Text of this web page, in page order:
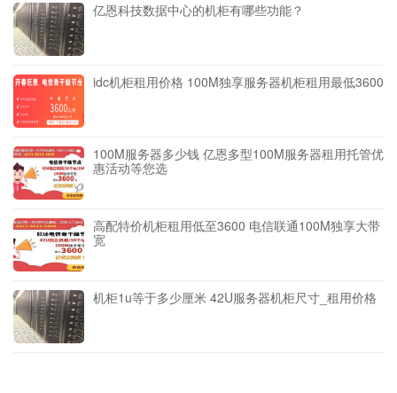
亿恩科技数据中心的机柜有哪些功能？
idc机柜租用价格 100M独享服务器机柜租用最低3600
100M服务器多少钱 亿恩多型100M服务器租用托管优
惠活动等您选
高配特价机柜租用低至3600 电信联通100M独享大带
宽
机柜1u等于多少厘米 42U服务器机柜尺寸_租用价格